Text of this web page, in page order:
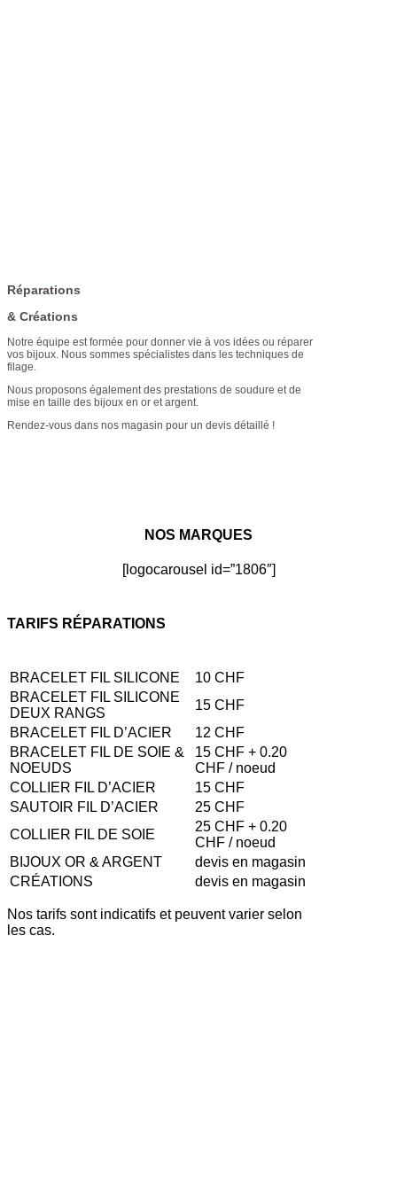
Réparations
& Créations
Notre équipe est formée pour donner vie à vos idées ou réparer
vos bijoux. Nous sommes spécialistes dans les techniques de
filage.
Nous proposons également des prestations de soudure et de
mise en taille des bijoux en or et argent.
Rendez-vous dans nos magasin pour un devis détaillé !
TARIFS RÉPARATIONS
BRACELET FIL SILICONE
10 CHF
BRACELET FIL SILICONE
DEUX RANGS
15 CHF
BRACELET FIL D’ACIER
12 CHF
BRACELET FIL DE SOIE &
NOEUDS
15 CHF + 0.20
CHF / noeud
COLLIER FIL D’ACIER
15 CHF
SAUTOIR FIL D’ACIER
25 CHF
COLLIER FIL DE SOIE
25 CHF + 0.20
CHF / noeud
BIJOUX OR & ARGENT
devis en magasin
CRÉATIONS
devis en magasin
Nos tarifs sont indicatifs et peuvent varier selon
les cas.
NOS MARQUES
[logocarousel id=”1806″]